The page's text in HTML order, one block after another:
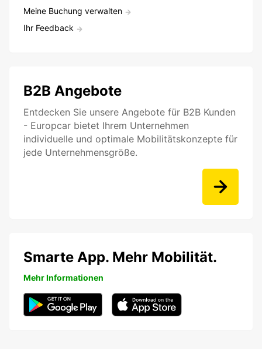
Meine Buchung verwalten
Ihr Feedback
B2B Angebote
Entdecken Sie unsere Angebote für B2B Kunden
- Europcar bietet Ihrem Unternehmen
individuelle und optimale Mobilitätskonzepte für
jede Unternehmensgröße.
Smarte App. Mehr Mobilität.
Mehr Informationen